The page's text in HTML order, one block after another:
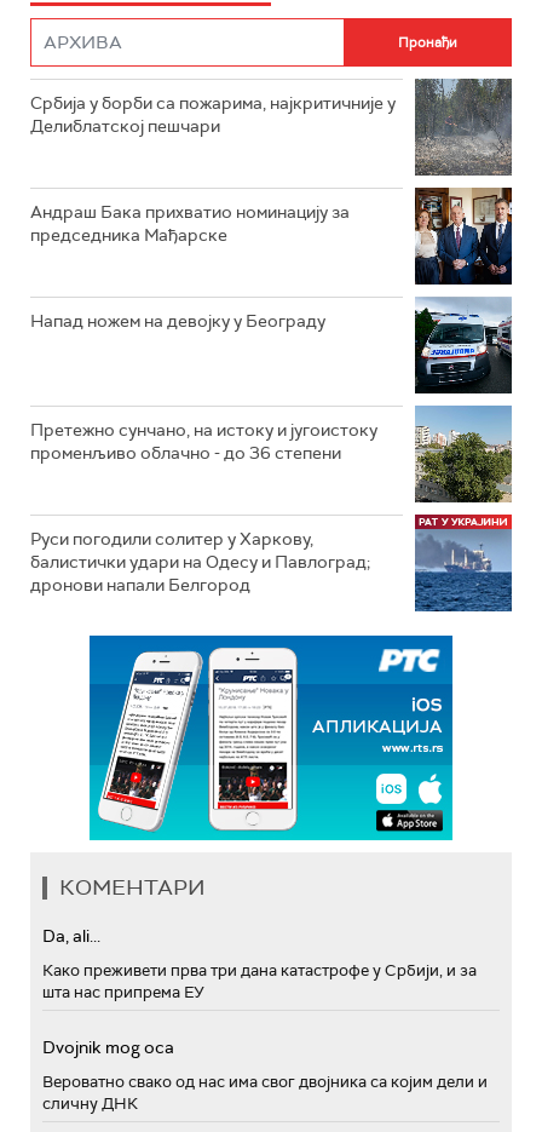
Србија у борби са пожарима, најкритичније у
Делиблатској пешчари
Андраш Бака прихватио номинацију за
председника Мађарске
Напад ножем на девојку у Београду
Претежно сунчано, на истоку и југоистоку
променљиво облачно - до 36 степени
Руси погодили солитер у Харкову,
балистички удари на Одесу и Павлоград;
дронови напали Белгород
КОМЕНТАРИ
Da, ali...
Како преживети прва три дана катастрофе у Србији, и за
шта нас припрема ЕУ
Dvojnik mog oca
Вероватно свако од нас има свог двојника са којим дели и
сличну ДНК